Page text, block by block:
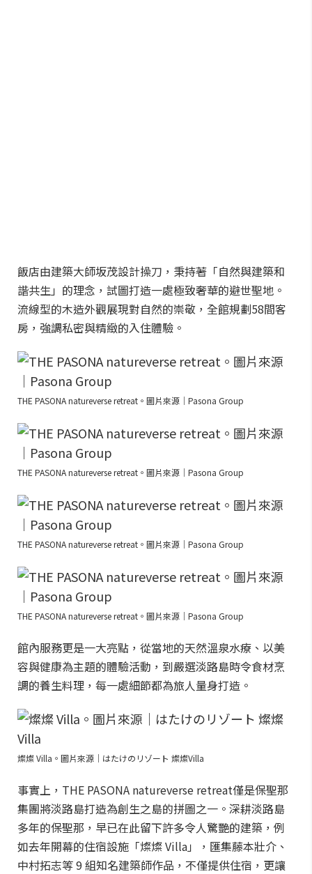
飯店由建築大師坂茂設計操刀，秉持著「自然與建築和
諧共生」的理念，試圖打造一處極致奢華的避世聖地。
流線型的木造外觀展現對自然的崇敬，全館規劃58間客
房，強調私密與精緻的入住體驗。
THE PASONA natureverse retreat。圖片來源｜Pasona Group
THE PASONA natureverse retreat。圖片來源｜Pasona Group
THE PASONA natureverse retreat。圖片來源｜Pasona Group
THE PASONA natureverse retreat。圖片來源｜Pasona Group
館內服務更是一大亮點，從當地的天然溫泉水療、以美
容與健康為主題的體驗活動，到嚴選淡路島時令食材烹
調的養生料理，每一處細節都為旅人量身打造。
燦燦 Villa。圖片來源｜はたけのリゾート 燦燦Villa
事實上，THE PASONA natureverse retreat僅是保聖那
集團將淡路島打造為創生之島的拼圖之一。深耕淡路島
多年的保聖那，早已在此留下許多令人驚艷的建築，例
如去年開幕的住宿設施「燦燦 Villa」，匯集藤本壯介、
中村拓志等 9 組知名建築師作品，不僅提供住宿，更讓